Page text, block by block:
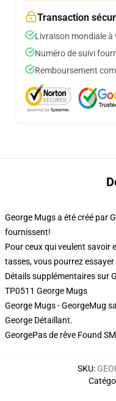
Transaction
Livraison mondiale à
Numéro de suivi
Remboursement
George Mugs a été créé par
fournissent!
Pour ceux qui veulent savoir
tasses, vous pourrez essayer
Détails supplémentaires sur
TP0511 George Mugs
George Mugs - GeorgeMug
George Détaillant.
GeorgePas de rêve Found
SKU: